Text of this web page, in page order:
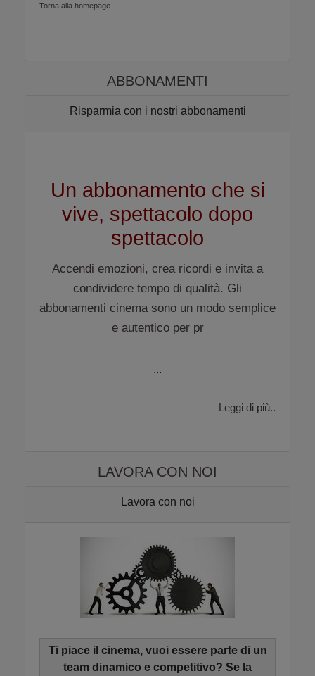
Torna alla homepage
ABBONAMENTI
Risparmia con i nostri abbonamenti
Un abbonamento che si
vive, spettacolo dopo
spettacolo
Accendi emozioni, crea ricordi e invita a
condividere tempo di qualità. Gli
abbonamenti cinema sono un modo semplice
e autentico per pr
...
Leggi di più..
LAVORA CON NOI
Lavora con noi
Ti piace il cinema, vuoi essere parte di un
team dinamico e competitivo? Se la